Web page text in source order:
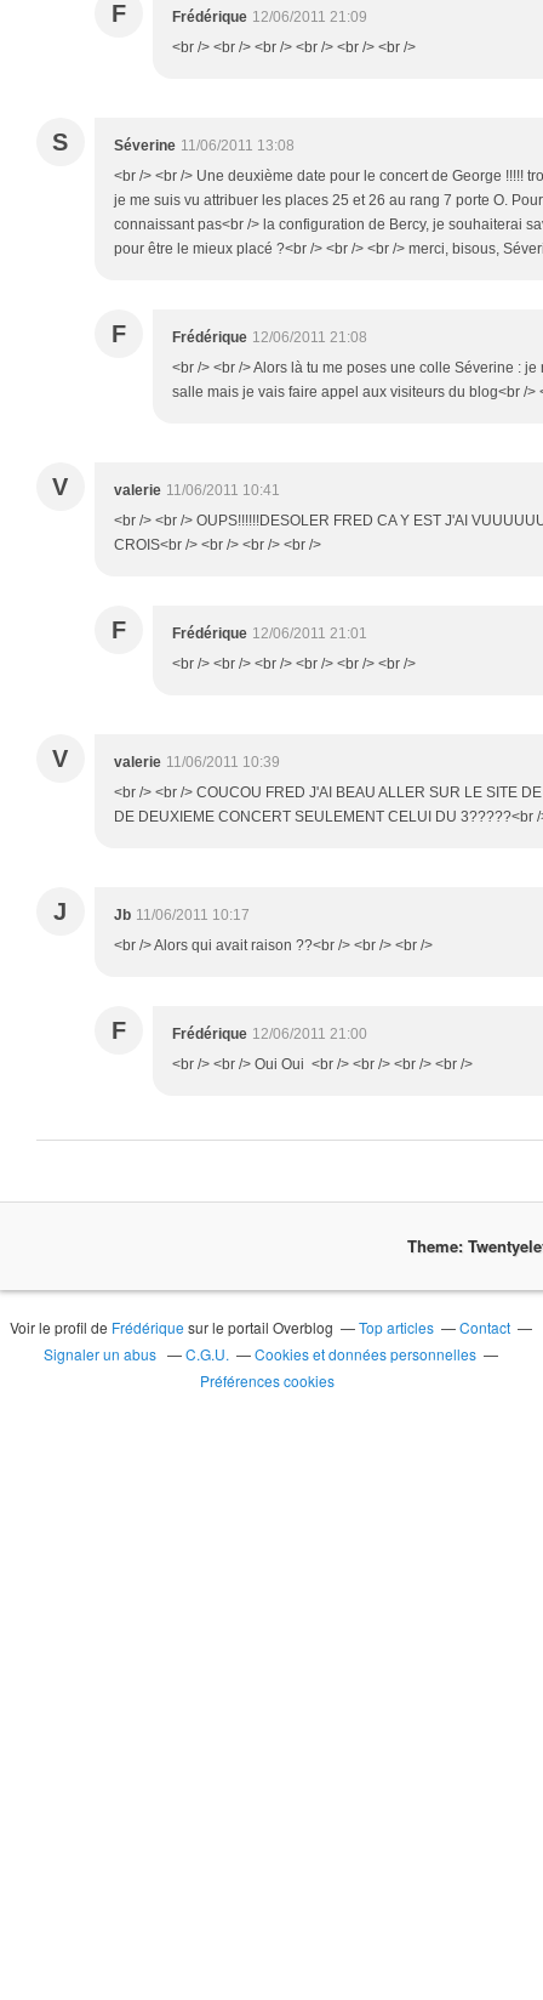
F Frédérique 12/06/2011 21:09
<br /> <br /> <br /> <br /> <br /> <br />
S Séverine 11/06/2011 13:08
<br /> <br /> Une deuxième date pour le concert de George !!!!!
je me suis vu attribuer les places 25 et 26 au rang 7 porte O.
connaissant pas<br /> la configuration de Bercy, je souhaiterai
pour être le mieux placé ?<br /> <br /> <br /> merci, bisous,
F Frédérique 12/06/2011 21:08
<br /> <br /> Alors là tu me poses une colle Séverine :
salle mais je vais faire appel aux visiteurs du blog<br />
V valerie 11/06/2011 10:41
<br /> <br /> OUPS!!!!!!DESOLER FRED CA Y EST J'AI
CROIS<br /> <br /> <br /> <br />
F Frédérique 12/06/2011 21:01
<br /> <br /> <br /> <br /> <br /> <br />
V valerie 11/06/2011 10:39
<br /> <br /> COUCOU FRED J'AI BEAU ALLER SUR LE SITE
DE DEUXIEME CONCERT SEULEMENT CELUI DU 3?????<br
J Jb 11/06/2011 10:17
<br /> Alors qui avait raison ??<br /> <br /> <br />
F Frédérique 12/06/2011 21:00
<br /> <br /> Oui Oui <br /> <br /> <br /> <br />
Theme:
Voir le profil de Frédérique sur le portail Overblog Top articles
Contact
Signaler un abus
C.G.U.
Cookies et données personnelles
Préférences cookies